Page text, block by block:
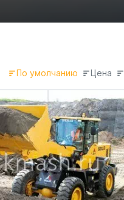
По умолчанию Цена